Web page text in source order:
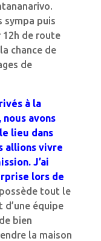
sympa puis
de route
chance de
de
à la
nous avons
lieu dans
allions vivre
J’ai
lors de
tout le
équipe
bien
la maison